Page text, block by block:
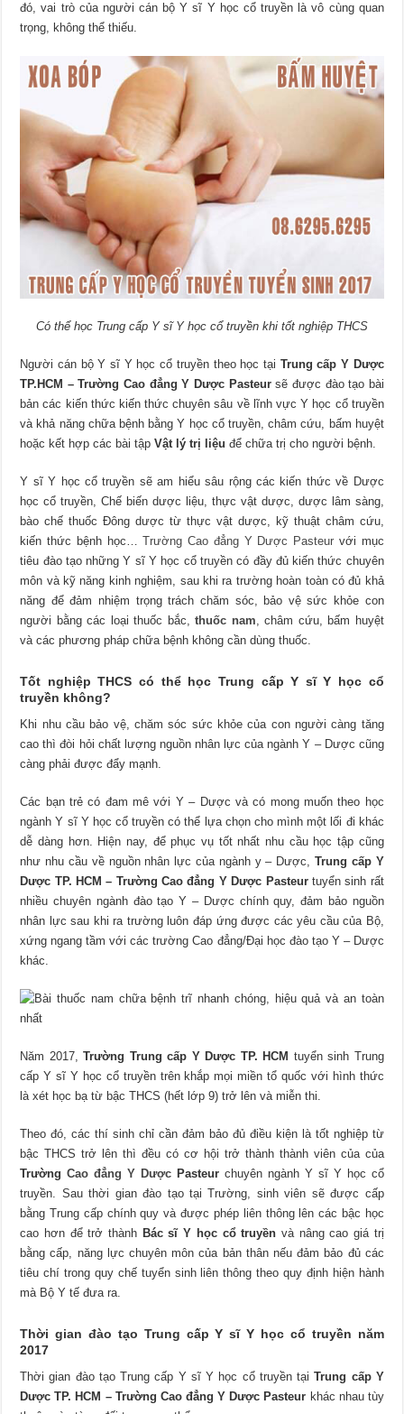
đó, vai trò của người cán bộ Y sĩ Y học cổ truyền là vô cùng quan
trọng, không thể thiếu.
Có thể học Trung cấp Y sĩ Y học cổ truyền khi tốt nghiệp THCS
Người cán bộ Y sĩ Y học cổ truyền theo học tại Trung cấp Y Dược
TP.HCM – Trường Cao đẳng Y Dược Pasteursẽ được đào tạo bài
bản các kiến thức kiến thức chuyên sâu về lĩnh vực Y học cổ truyền
và khả năng chữa bệnh bằng Y học cổ truyền, châm cứu, bấm huyệt
hoặc kết hợp các bài tậpVật lý trị liệu để chữa trị cho người bệnh.
Y sĩ Y học cổ truyền sẽ am hiểu sâu rộng các kiến thức về Dược
học cổ truyền, Chế biến dược liệu, thực vật dược, dược lâm sàng,
bào chế thuốc Đông dược từ thực vật dược, kỹ thuật châm cứu,
kiến thức bệnh học…Trường Cao đẳng Y Dược Pasteur với mục
tiêu đào tạo những Y sĩ Y học cổ truyền có đầy đủ kiến thức chuyên
môn và kỹ năng kinh nghiệm, sau khi ra trường hoàn toàn có đủ khả
năng để đảm nhiệm trọng trách chăm sóc, bảo vệ sức khỏe con
người bằng các loại thuốc bắc,thuốc nam , châm cứu, bấm huyệt
và các phương pháp chữa bệnh không cần dùng thuốc.
Tốt nghiệp THCS có thể học Trung cấp Y sĩ Y học cổ
truyền không?
Khi nhu cầu bảo vệ, chăm sóc sức khỏe của con người càng tăng
cao thì đòi hỏi chất lượng nguồn nhân lực của ngành Y – Dược cũng
càng phải được đẩy mạnh.
Các bạn trẻ có đam mê với Y – Dược và có mong muốn theo học
ngành Y sĩ Y học cổ truyền có thể lựa chọn cho mình một lối đi khác
dễ dàng hơn. Hiện nay, để phục vụ tốt nhất nhu cầu học tập cũng
như nhu cầu về nguồn nhân lực của ngành y – Dược,Trung cấp Y
Dược TP. HCM – Trường Cao đẳng Y Dược Pasteurtuyển sinh rất
nhiều chuyên ngành đào tạo Y – Dược chính quy, đảm bảo nguồn
nhân lực sau khi ra trường luôn đáp ứng được các yêu cầu của Bộ,
xứng ngang tầm với các trường Cao đẳng/Đại học đào tạo Y – Dược
khác.
Năm 2017,Trường Trung cấp Y Dược TP. HCM tuyển sinh Trung
cấp Y sĩ Y học cổ truyền trên khắp mọi miền tổ quốc với hình thức
là xét học bạ từ bậc THCS (hết lớp 9) trở lên và miễn thi.
Theo đó, các thí sinh chỉ cần đảm bảo đủ điều kiện là tốt nghiệp từ
bậc THCS trở lên thì đều có cơ hội trở thành thành viên của của
TrườngCao đẳng Y Dược Pasteur chuyên ngành Y sĩ Y học cổ
truyền. Sau thời gian đào tạo tại Trường, sinh viên sẽ được cấp
bằng Trung cấp chính quy và được phép liên thông lên các bậc học
cao hơn để trở thành Bác sĩ Y học cổ truyền và nâng cao giá trị
bằng cấp, năng lực chuyên môn của bản thân nếu đảm bảo đủ các
tiêu chí trong quy chế tuyển sinh liên thông theo quy định hiện hành
mà Bộ Y tế đưa ra.
Thời gian đào tạo Trung cấp Y sĩ Y học cổ truyền năm
2017
Thời gian đào tạo Trung cấp Y sĩ Y học cổ truyền tạiTrung cấp Y
Dược TP. HCM – Trường Cao đẳng Y Dược Pasteur khác nhau tùy